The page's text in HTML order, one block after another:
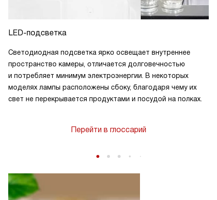
LED-подсветка
Светодиодная подсветка ярко освещает внутреннее
пространство камеры, отличается долговечностью
и потребляет минимум электроэнергии. В некоторых
моделях лампы расположены сбоку, благодаря чему их
свет не перекрывается продуктами и посудой на полках.
Перейти в глоссарий